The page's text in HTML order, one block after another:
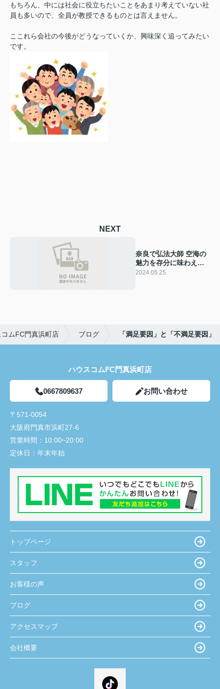
もちろん、中には社会に役立ちたいことをあまり考えていない社
員も多いので、全員が教授できるものとは言えません。
ここれら会社の今後がどうなっていくか、興味深く追ってみたい
です。
NEXT
奈良で弘法大師 空海の
魅力を存分に味わえま
す
2024.05.25
ムFC門真浜町店 ブログ 「満足要因」と「不満足要因」
ハウスコムFC門真浜町店
0667809637 お問い合わせ
〒571-0054
大阪府門真市浜町27-6
営業時間： 10:00~20:00
定休日： 年末年始
トップページ
スタッフ
お客様の声
ブログ
アクセスマップ
会社概要